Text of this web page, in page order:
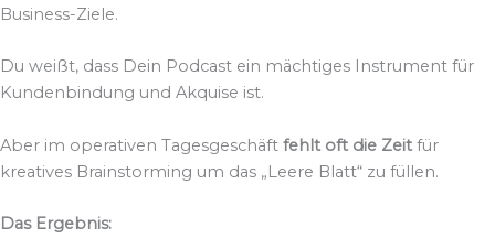
Business-Ziele.
Du weißt, dass Dein Podcast ein mächtiges Instrument für
Kundenbindung und Akquise ist.
Aber im operativen Tagesgeschäft fehlt oft die Zeit für
kreatives Brainstorming um das „Leere Blatt“ zu füllen.
Das Ergebnis: